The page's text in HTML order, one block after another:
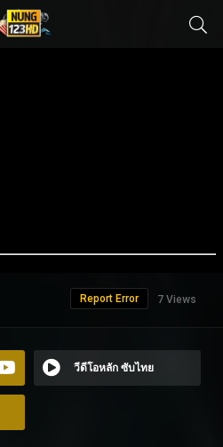
7 Views
Report Error
วีดีโอหลัก ซับไทย